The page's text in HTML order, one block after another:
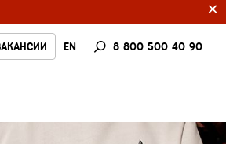
×
EN 8 800 500 40 90